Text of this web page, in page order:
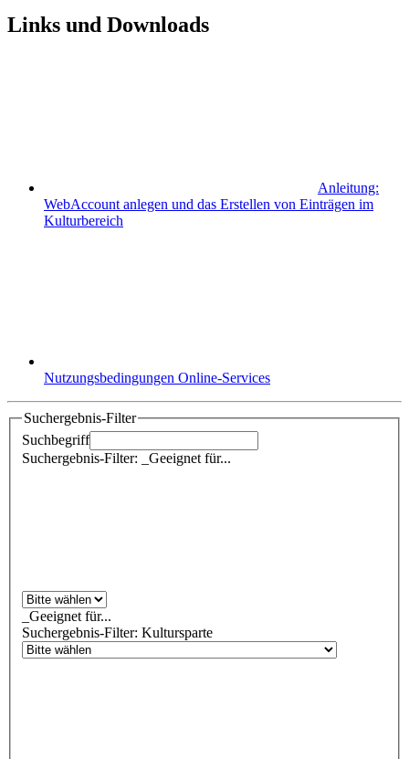
Links und Downloads
Anleitung:
WebAccount anlegen und das Erstellen von Einträgen im
Kulturbereich
Nutzungsbedingungen Online-Services
Suchergebnis-Filter
Suchbegriff
Suchergebnis-Filter: _Geeignet für...
_Geeignet für...
Suchergebnis-Filter: Kultursparte